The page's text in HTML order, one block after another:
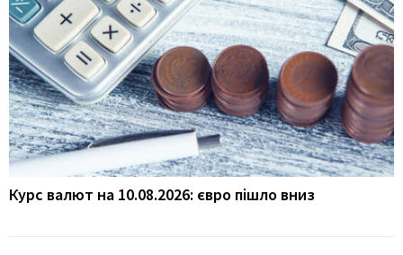
Курс валют на 10.08.2026: євро пішло вниз